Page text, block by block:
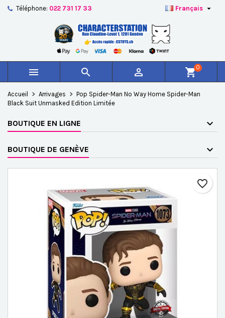
Téléphone: 022 731 17 33 Français 
   shopping_cart0
Accueil Arrivages
Pop Spider-Man No Way Home Spider-Man
Black Suit Unmasked Edition Limitée
BOUTIQUE EN LIGNE
BOUTIQUE DE GENÈVE
favorite_border
Créer une nouvelle liste
Nom de la liste d'envies
Annuler Créer une liste d'envies
Vous devez être connecté pour ajouter des produits à
votre liste d'envies.